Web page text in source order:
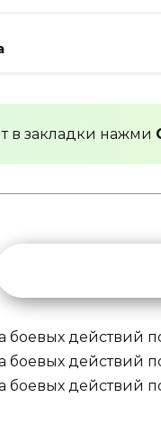
в закладки нажми